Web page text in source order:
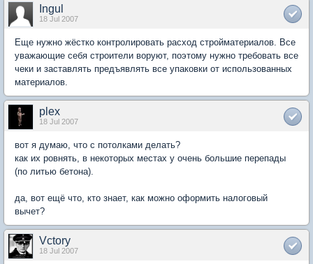
Ingul
18 Jul 2007
Еще нужно жёстко контролировать расход стройматериалов. Все
уважающие себя строители воруют, поэтому нужно требовать все
чеки и заставлять предъявлять все упаковки от использованных
материалов.
plex
18 Jul 2007
вот я думаю, что с потолками делать?
как их ровнять, в некоторых местах у очень большие перепады
(по литью бетона).
да, вот ещё что, кто знает, как можно оформить налоговый
вычет?
Vctory
18 Jul 2007